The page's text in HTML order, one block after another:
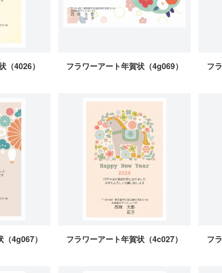
（4026） フラワーアート年賀状（4g069） フ
4g067） フラワーアート年賀状（4c027） フ